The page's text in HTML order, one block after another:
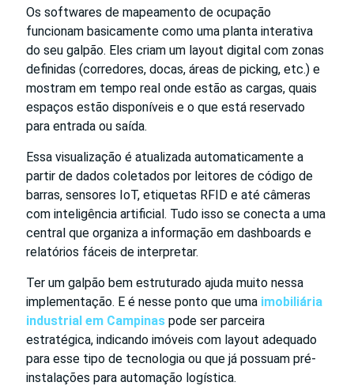
Os softwares de mapeamento de ocupação
funcionam basicamente como uma planta interativa
do seu galpão. Eles criam um layout digital com zonas
definidas (corredores, docas, áreas de picking, etc.) e
mostram em tempo real onde estão as cargas, quais
espaços estão disponíveis e o que está reservado
para entrada ou saída.
Essa visualização é atualizada automaticamente a
partir de dados coletados por leitores de código de
barras, sensores IoT, etiquetas RFID e até câmeras
com inteligência artificial. Tudo isso se conecta a uma
central que organiza a informação em dashboards e
relatórios fáceis de interpretar.
Ter um galpão bem estruturado ajuda muito nessa
implementação. E é nesse ponto que uma imobiliária
industrial em Campinas pode ser parceira
estratégica, indicando imóveis com layout adequado
para esse tipo de tecnologia ou que já possuam pré-
instalações para automação logística.